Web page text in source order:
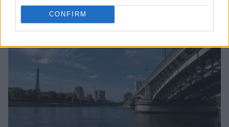
CONFIRM
Francesca Lombardi · 8 Ago 2026